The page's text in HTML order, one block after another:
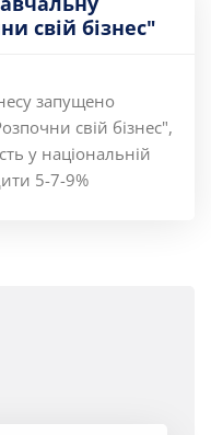
свій бізнес"
запущено
свій бізнес",
у національній
5-7-9%